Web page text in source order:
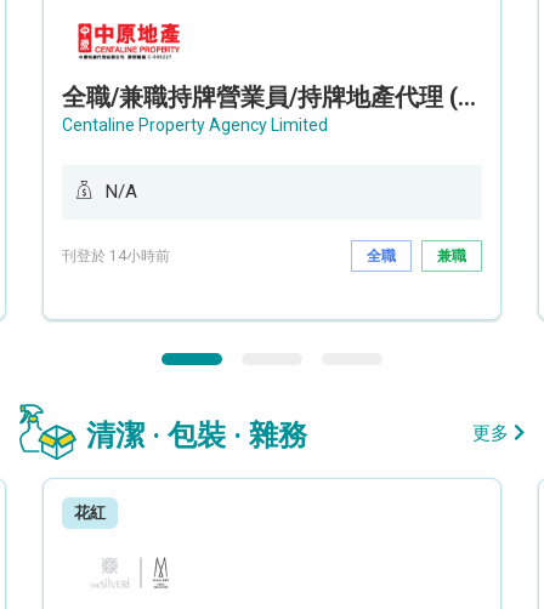
全職/兼職持牌營業員/持牌地產代理 (長沙灣/將軍澳/油塘)
Centaline Property Agency Limited
N/A
刊登於 14小時前 全職 兼職
清潔 · 包裝 · 雜務 更多
花紅